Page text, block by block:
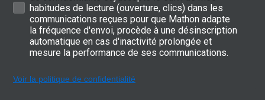
habitudes de lecture (ouverture, clics) dans les
communications reçues pour que Mathon adapte
la fréquence d'envoi, procède à une désinscription
automatique en cas d'inactivité prolongée et
mesure la performance de ses communications.
Voir la politique de confidentialité